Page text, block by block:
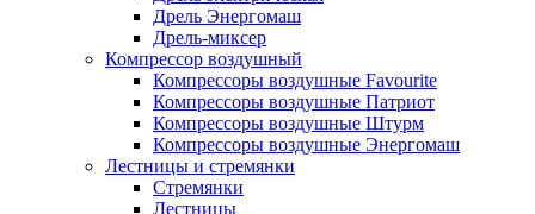
Дрель Энергомаш
Дрель-миксер
Компрессор воздушный
Компрессоры воздушные Favourite
Компрессоры воздушные Патриот
Компрессоры воздушные Штурм
Компрессоры воздушные Энергомаш
Лестницы и стремянки
Стремянки
Лестницы